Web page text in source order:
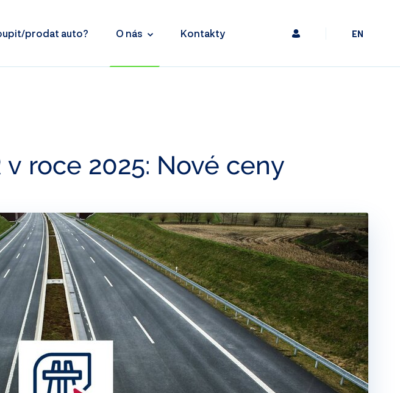
prodat auto? O nás Kontakty EN
roce 2025: Nové ceny